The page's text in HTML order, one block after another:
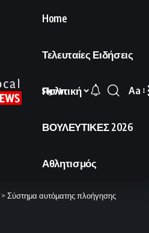
Home
Τελευταίες Ειδήσεις
Πολιτική
ΒΟΥΛΕΥΤΙΚΕΣ 2026
Αθλητισμός
Sign In
Font
Aa
> Σύστημα αυτόματης πλοήγησης